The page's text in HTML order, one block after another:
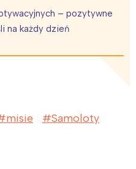
– pozytywne
na każdy dzień
misie Samoloty